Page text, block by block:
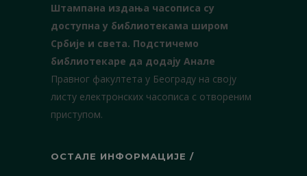
Штампана издања часописа су
доступна у библиотекама широм
Србије и света. Подстичемо
библиотекаре да додају Анале
Правног факултета у Београду на своју
листу електронских часописа с отвореним
приступом.
ОСТАЛЕ ИНФОРМАЦИЈЕ /